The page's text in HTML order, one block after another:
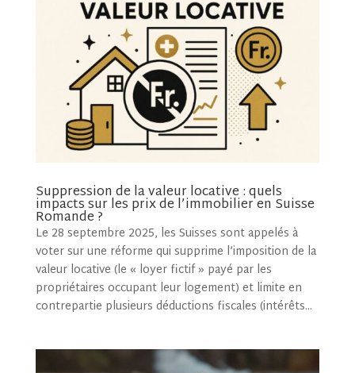
Suppression de la valeur locative : quels
impacts sur les prix de l’immobilier en Suisse
Romande ?
Le 28 septembre 2025, les Suisses sont appelés à
voter sur une réforme qui supprime l’imposition de la
valeur locative (le « loyer fictif » payé par les
propriétaires occupant leur logement) et limite en
contrepartie plusieurs déductions fiscales (intérêts...